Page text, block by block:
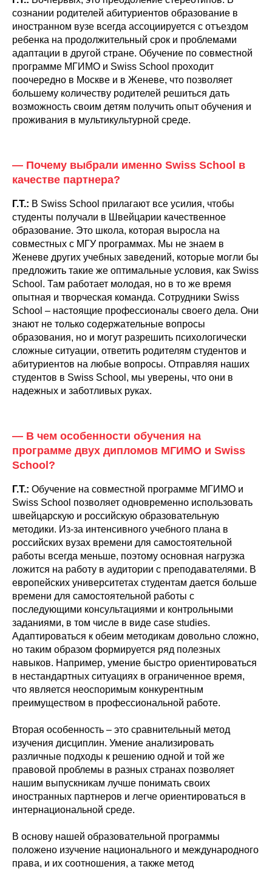
сознании родителей абитуриентов образование в
иностранном вузе всегда ассоциируется с отъездом
ребенка на продолжительный срок и проблемами
адаптации в другой стране. Обучение по совместной
программе МГИМО и Swiss School проходит
поочередно в Москве и в Женеве, что позволяет
большему количеству родителей решиться дать
возможность своим детям получить опыт обучения и
проживания в мультикультурной среде.
— Почему выбрали именно Swiss School в
качестве партнера?
Г.Т.: В Swiss School прилагают все усилия, чтобы
студенты получали в Швейцарии качественное
образование. Это школа, которая выросла на
совместных с МГУ программах. Мы не знаем в
Женеве других учебных заведений, которые могли бы
предложить такие же оптимальные условия, как Swiss
School. Там работает молодая, но в то же время
опытная и творческая команда. Сотрудники Swiss
School – настоящие профессионалы своего дела. Они
знают не только содержательные вопросы
образования, но и могут разрешить психологически
сложные ситуации, ответить родителям студентов и
абитуриентов на любые вопросы. Отправляя наших
студентов в Swiss School, мы уверены, что они в
надежных и заботливых руках.
— В чем особенности обучения на
программе двух дипломов МГИМО и Swiss
School?
Г.Т.: Обучение на совместной программе МГИМО и
Swiss School позволяет одновременно использовать
швейцарскую и российскую образовательную
методики. Из-за интенсивного учебного плана в
российских вузах времени для самостоятельной
работы всегда меньше, поэтому основная нагрузка
ложится на работу в аудитории с преподавателями. В
европейских университетах студентам дается больше
времени для самостоятельной работы с
последующими консультациями и контрольными
заданиями, в том числе в виде case studies.
Адаптироваться к обеим методикам довольно сложно,
но таким образом формируется ряд полезных
навыков. Например, умение быстро ориентироваться
в нестандартных ситуациях в ограниченное время,
что является неоспоримым конкурентным
преимуществом в профессиональной работе.
Вторая особенность – это сравнительный метод
изучения дисциплин. Умение анализировать
различные подходы к решению одной и той же
правовой проблемы в разных странах позволяет
нашим выпускникам лучше понимать своих
иностранных партнеров и легче ориентироваться в
интернациональной среде.
В основу нашей образовательной программы
положено изучение национального и международного
права, и их соотношения, а также метод